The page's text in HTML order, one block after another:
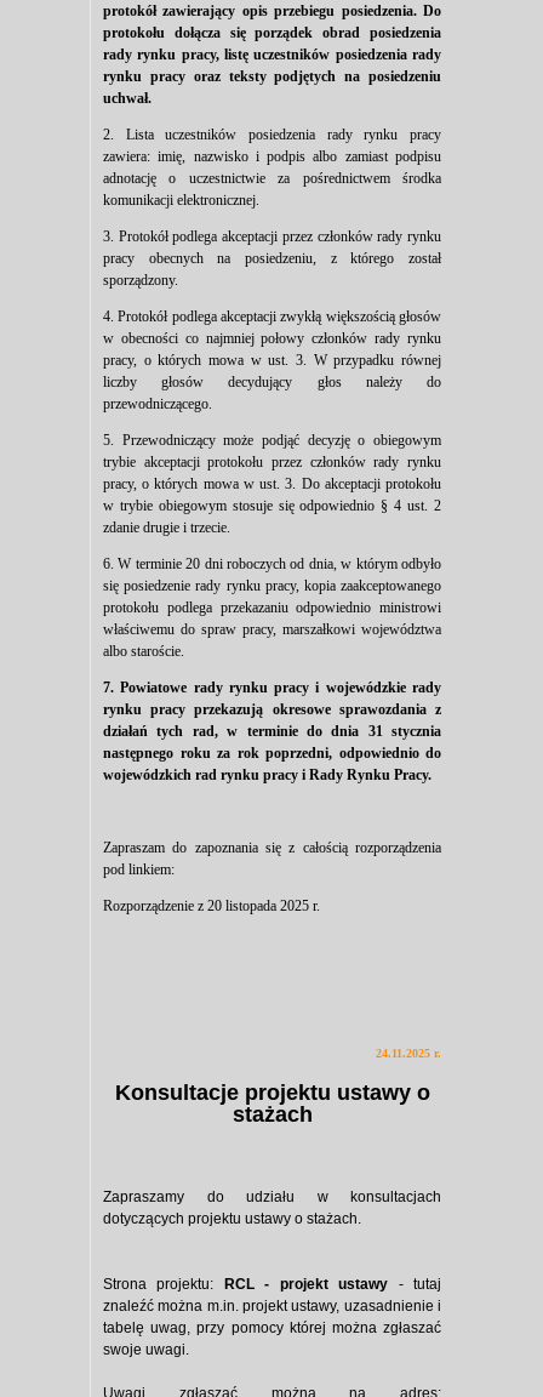
protokół zawierający opis przebiegu posiedzenia. Do
protokołu dołącza się porządek obrad posiedzenia
rady rynku pracy, listę uczestników posiedzenia rady
rynku pracy oraz teksty podjętych na posiedzeniu
uchwał.
2. Lista uczestników posiedzenia rady rynku pracy
zawiera: imię, nazwisko i podpis albo zamiast podpisu
adnotację o uczestnictwie za pośrednictwem środka
komunikacji elektronicznej.
3. Protokół podlega akceptacji przez członków rady rynku
pracy obecnych na posiedzeniu, z którego został
sporządzony.
4. Protokół podlega akceptacji zwykłą większością głosów
w obecności co najmniej połowy członków rady rynku
pracy, o których mowa w ust. 3. W przypadku równej
liczby głosów decydujący głos należy do
przewodniczącego.
5. Przewodniczący może podjąć decyzję o obiegowym
trybie akceptacji protokołu przez członków rady rynku
pracy, o których mowa w ust. 3. Do akceptacji protokołu
w trybie obiegowym stosuje się odpowiednio § 4 ust. 2
zdanie drugie i trzecie.
6. W terminie 20 dni roboczych od dnia, w którym odbyło
się posiedzenie rady rynku pracy, kopia zaakceptowanego
protokołu podlega przekazaniu odpowiednio ministrowi
właściwemu do spraw pracy, marszałkowi województwa
albo staroście.
7. Powiatowe rady rynku pracy i wojewódzkie rady
rynku pracy przekazują okresowe sprawozdania z
działań tych rad, w terminie do dnia 31 stycznia
następnego roku za rok poprzedni, odpowiednio do
wojewódzkich rad rynku pracy i Rady Rynku Pracy.
Zapraszam do zapoznania się z całością rozporządzenia
pod linkiem:
Rozporządzenie z 20 listopada 2025 r.
24.11.2025 r.
Konsultacje projektu ustawy o
stażach
Zapraszamy do udziału w konsultacjach
dotyczących projektu ustawy o stażach.
Strona projektu: RCL - projekt ustawy - tutaj
znaleźć można m.in. projekt ustawy, uzasadnienie i
tabelę uwag, przy pomocy której można zgłaszać
swoje uwagi.
Uwagi zgłaszać można na adres: